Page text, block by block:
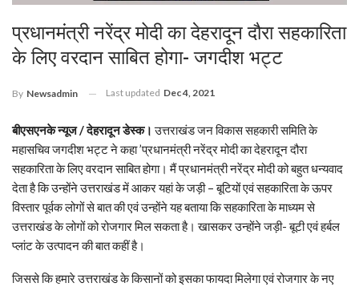
प्रधानमंत्री नरेंद्र मोदी का देहरादून दौरा सहकारिता
के लिए वरदान साबित होगा- जगदीश भट्ट
By Newsadmin Last updated Dec 4, 2021
बीएसएनके न्यूज / देहरादून डेस्क। उत्तराखंड जन विकास सहकारी समिति के
महासचिव जगदीश भट्ट ने कहा ’प्रधानमंत्री नरेंद्र मोदी का देहरादून दौरा
सहकारिता के लिए वरदान साबित होगा। मैं प्रधानमंत्री नरेंद्र मोदी को बहुत धन्यवाद
देता है कि उन्होंने उत्तराखंड में आकर यहां के जड़ी – बूटियों एवं सहकारिता के ऊपर
विस्तार पूर्वक लोगों से बात की एवं उन्होंने यह बताया कि सहकारिता के माध्यम से
उत्तराखंड के लोगों को रोजगार मिल सकता है। खासकर उन्होंने जड़ी- बूटी एवं हर्बल
प्लांट के उत्पादन की बात कहीं है।
जिससे कि हमारे उत्तराखंड के किसानों को इसका फायदा मिलेगा एवं रोजगार के नए